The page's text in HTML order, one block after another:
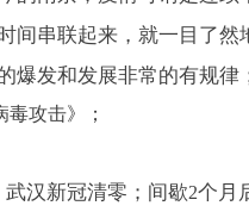
间串联起来，就一目了然
爆发和发展非常的有规律
毒攻击》；
武汉新冠清零；间歇2个月